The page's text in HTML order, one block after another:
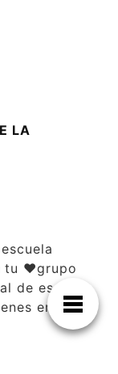
LA
tu ❤️grupo
de escuela
en